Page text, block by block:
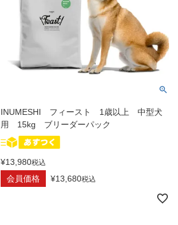
INUMESHI フィースト 1歳以上 中型犬
用 15kg ブリーダーパック
¥13,980税込
会員価格 ¥13,680税込